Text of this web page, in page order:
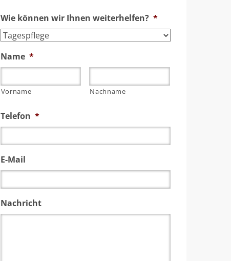
Wie können wir Ihnen weiterhelfen? *
Name *
Vorname Nachname
Telefon *
E-Mail
Nachricht